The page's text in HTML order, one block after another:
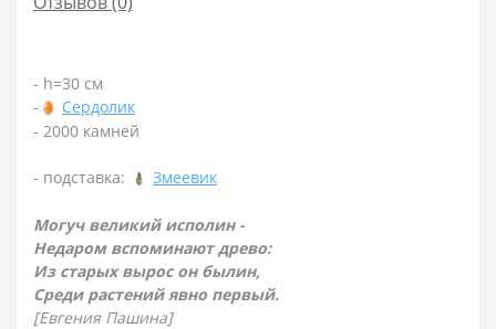
- h=30 см
-
Сердолик
- 2000 камней
- подставка: Змеевик
Могуч великий исполин -
Недаром вспоминают древо:
Из старых вырос он былин,
Среди растений явно первый.
[Евгения Пашина]